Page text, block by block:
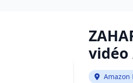
vidéo
Amazon